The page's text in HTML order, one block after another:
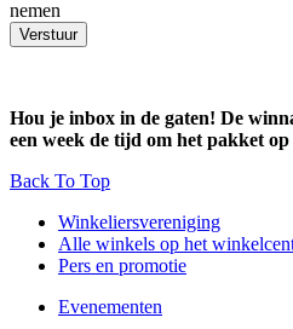
nemen
Verstuur
Hou je inbox in de gaten! De
een week de tijd om het pakket op
Back To Top
Winkeliersvereniging
Alle winkels op het
Pers en promotie
Evenementen